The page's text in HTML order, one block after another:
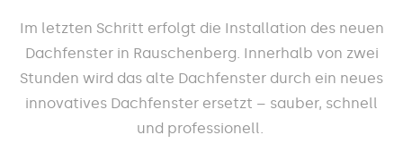
Im letzten Schritt erfolgt die Installation des neuen
Dachfenster in Rauschenberg. Innerhalb von zwei
Stunden wird das alte Dachfenster durch ein neues
innovatives Dachfenster ersetzt – sauber, schnell
und professionell.